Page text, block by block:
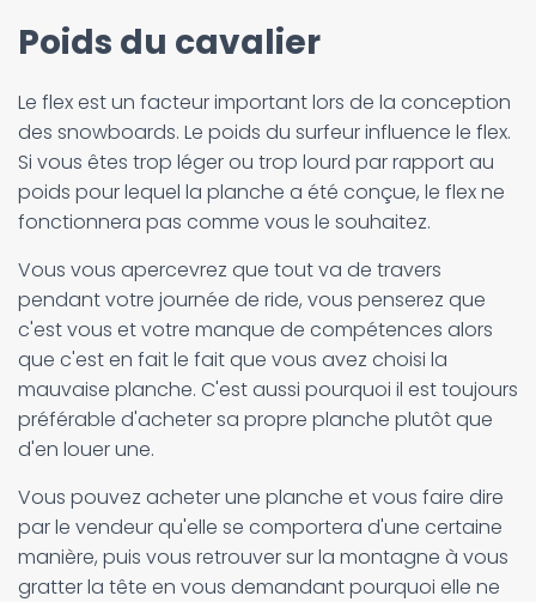
Poids du cavalier
Le flex est un facteur important lors de la conception
des snowboards. Le poids du surfeur influence le flex.
Si vous êtes trop léger ou trop lourd par rapport au
poids pour lequel la planche a été conçue, le flex ne
fonctionnera pas comme vous le souhaitez.
Vous vous apercevrez que tout va de travers
pendant votre journée de ride, vous penserez que
c'est vous et votre manque de compétences alors
que c'est en fait le fait que vous avez choisi la
mauvaise planche. C'est aussi pourquoi il est toujours
préférable d'acheter sa propre planche plutôt que
d'en louer une.
Vous pouvez acheter une planche et vous faire dire
par le vendeur qu'elle se comportera d'une certaine
manière, puis vous retrouver sur la montagne à vous
gratter la tête en vous demandant pourquoi elle ne